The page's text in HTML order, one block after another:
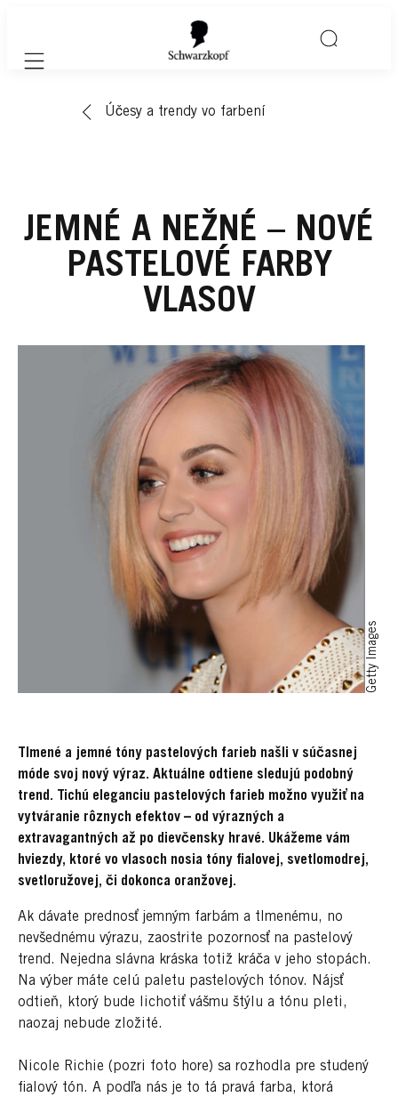
Mobile navigation
Účesy a trendy vo farbení
JEMNÉ A NEŽNÉ – NOVÉ
PASTELOVÉ FARBY
VLASOV
Getty Images
Tlmené a jemné tóny pastelových farieb našli v súčasnej
móde svoj nový výraz. Aktuálne odtiene sledujú podobný
trend. Tichú eleganciu pastelových farieb možno využiť na
vytváranie rôznych efektov – od výrazných a
extravagantných až po dievčensky hravé. Ukážeme vám
hviezdy, ktoré vo vlasoch nosia tóny fialovej, svetlomodrej,
svetloružovej, či dokonca oranžovej.
Ak dávate prednosť jemným farbám a tlmenému, no
nevšednému výrazu, zaostrite pozornosť na pastelový
trend. Nejedna slávna kráska totiž kráča v jeho stopách.
Na výber máte celú paletu pastelových tónov. Nájsť
odtieň, ktorý bude lichotiť vášmu štýlu a tónu pleti,
naozaj nebude zložité.
Nicole Richie (pozri foto hore) sa rozhodla pre studený
fialový tón. A podľa nás je to tá pravá farba, ktorá